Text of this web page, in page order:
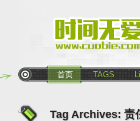
首页 TAGS
Tag Archives: 责